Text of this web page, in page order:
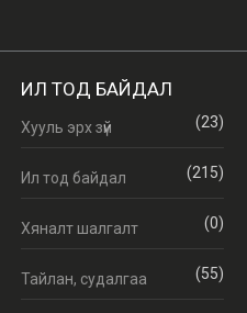
ИЛ ТОД БАЙДАЛ
Хууль эрх зүй (23)
Ил тод байдал (215)
Хяналт шалгалт (0)
Тайлан, судалгаа (55)